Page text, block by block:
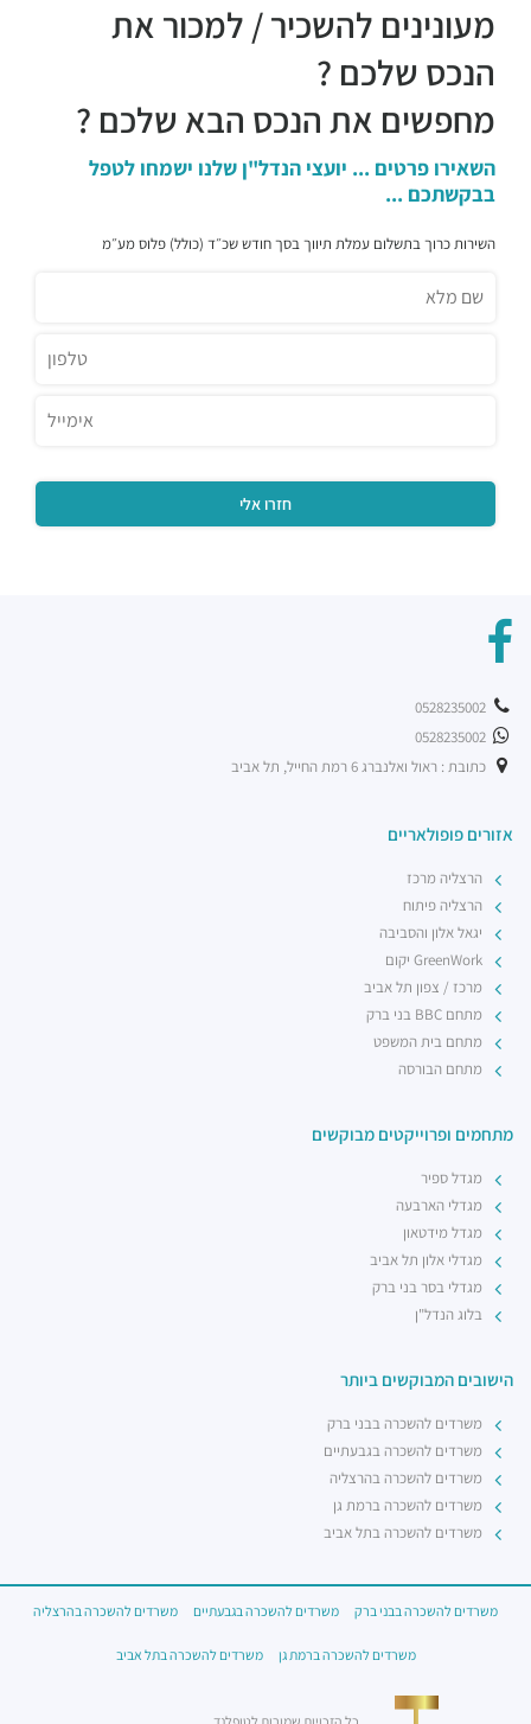
מעונינים להשכיר / למכור את
הנכס שלכם ?
מחפשים את הנכס הבא שלכם ?
השאירו פרטים ... יועצי הנדל"ן שלנו ישמחו לטפל
בבקשתכם ...
השירות כרוך בתשלום עמלת תיווך בסך חודש שכ״ד (כולל) פלוס מע״מ
הישובים המבוקשים ביותר
משרדים להשכרה בבני ברק
משרדים להשכרה בגבעתיים
משרדים להשכרה בהרצליה
משרדים להשכרה ברמת גן
משרדים להשכרה בתל אביב
מתחמים ופרוייקטים מבוקשים
מגדל ספיר
מגדלי הארבעה
מגדל מידטאון
מגדלי אלון תל אביב
מגדלי בסר בני ברק
בלוג הנדל"ן
אזורים פופולאריים
הרצליה מרכז
הרצליה פיתוח
יגאל אלון והסביבה
GreenWork יקום
מרכז / צפון תל אביב
מתחם BBC בני ברק
מתחם בית המשפט
מתחם הבורסה
כתובת : ראול ואלנברג 6 רמת החייל, תל אביב
משרדים להשכרה בבני ברק משרדים להשכרה בגבעתיים משרדים להשכרה בהרצליה
משרדים להשכרה ברמת גן משרדים להשכרה בתל אביב